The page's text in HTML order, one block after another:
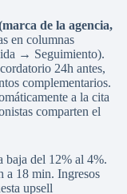
de la agencia,
en columnas
→ Seguimiento).
24h antes,
complementarios.
a la cita
comparten el
baja del 12% al 4%.
a 18 min. Ingresos
upsell